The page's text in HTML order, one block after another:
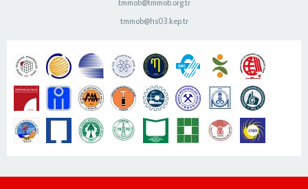
tmmob@tmmob.org.tr
tmmob@hs03.kep.tr